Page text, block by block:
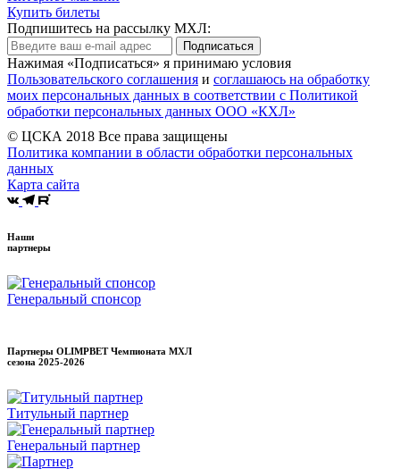
Купить билеты
Подпишитесь на рассылку МХЛ:
Подписаться
Нажимая «Подписаться» я принимаю условия
Пользовательского соглашения и соглашаюсь на обработку
моих персональных данных в соответствии с Политикой
обработки персональных данных ООО «КХЛ»
© ЦСКА 2018 Все права защищены
Политика компании в области обработки персональных
данных
Карта сайта
Наши
партнеры
Генеральный спонсор
Партнеры OLIMPBET Чемпионата МХЛ
сезона 2025-2026
Титульный партнер
Генеральный партнер